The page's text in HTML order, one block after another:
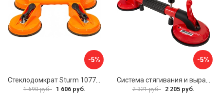
-5%
1 690 руб. 1 606 руб.
-5%
2 321 руб. 2 205 руб.